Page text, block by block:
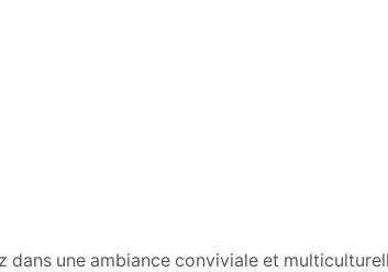
une ambiance conviviale et